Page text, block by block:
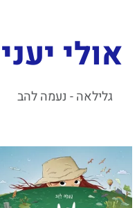
אולי
גלילאה - נעמה להב